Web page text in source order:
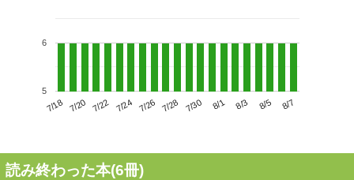
7/18 7/20 7/22 7/24 7/26 7/28 7/30 8/1 8/3 8/5 8/7
5
6
読み終わった本(6冊)